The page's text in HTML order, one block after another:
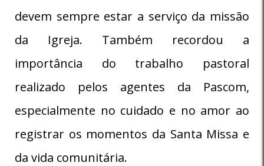
devem sempre estar a serviço da missão
da Igreja. Também recordou a
importância do trabalho pastoral
realizado pelos agentes da Pascom,
especialmente no cuidado e no amor ao
registrar os momentos da Santa Missa e
da vida comunitária.